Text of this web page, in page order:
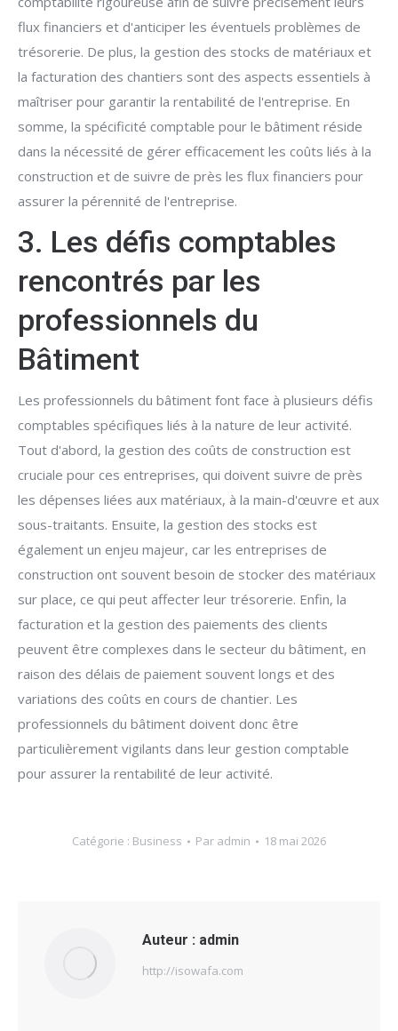
flux financiers et d'anticiper les éventuels problèmes de
trésorerie. De plus, la gestion des stocks de matériaux et
la facturation des chantiers sont des aspects essentiels à
maîtriser pour garantir la rentabilité de l'entreprise. En
somme, la spécificité comptable pour le bâtiment réside
dans la nécessité de gérer efficacement les coûts liés à la
construction et de suivre de près les flux financiers pour
assurer la pérennité de l'entreprise.
3. Les défis comptables
rencontrés par les
professionnels du
Bâtiment
Les professionnels du bâtiment font face à plusieurs défis
comptables spécifiques liés à la nature de leur activité.
Tout d'abord, la gestion des coûts de construction est
cruciale pour ces entreprises, qui doivent suivre de près
les dépenses liées aux matériaux, à la main-d'œuvre et aux
sous-traitants. Ensuite, la gestion des stocks est
également un enjeu majeur, car les entreprises de
construction ont souvent besoin de stocker des matériaux
sur place, ce qui peut affecter leur trésorerie. Enfin, la
facturation et la gestion des paiements des clients
peuvent être complexes dans le secteur du bâtiment, en
raison des délais de paiement souvent longs et des
variations des coûts en cours de chantier. Les
professionnels du bâtiment doivent donc être
particulièrement vigilants dans leur gestion comptable
pour assurer la rentabilité de leur activité.
Catégorie : Business Par admin 18 mai 2026
Auteur : admin
http://isowafa.com